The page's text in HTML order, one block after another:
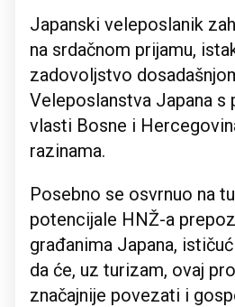
Japanski veleposlanik
na srdačnom prijamu,
zadovoljstvo
Veleposlanstva Japana s
vlasti Bosne i
razinama.
Posebno se osvrnuo na
potencijale HNŽ-a
građanima Japana,
da će, uz turizam, ovaj
značajnije povezati i